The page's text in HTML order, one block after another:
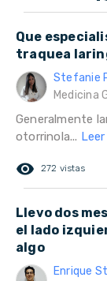
Que
traquea
Stefanie
Medicina
Generalmente
otorrinola...
remove_red_eye 272 vistas
Llevo dos
el lado
algo
Enrique